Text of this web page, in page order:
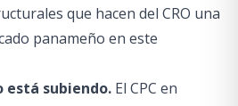
que hacen del CRO una
panameño en este
está subiendo. El CPC en